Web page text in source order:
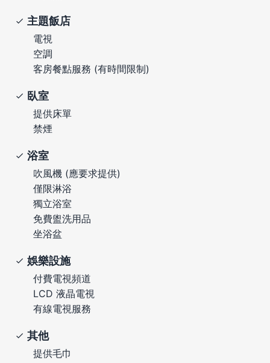
主題飯店
電視
空調
客房餐點服務 (有時間限制)
臥室
提供床單
禁煙
浴室
吹風機 (應要求提供)
僅限淋浴
獨立浴室
免費盥洗用品
坐浴盆
娛樂設施
付費電視頻道
LCD 液晶電視
有線電視服務
其他
提供毛巾